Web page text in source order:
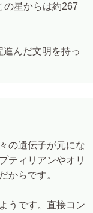
の星からは約267
んだ文明を持っ
の遺伝子が元にな
ティリアンやオリ
からです。
うです。直接コン